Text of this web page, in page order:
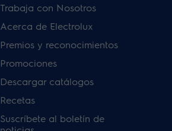
Trabaja con Nosotros
Acerca de Electrolux
Premios y reconocimientos
Promociones
Descargar catálogos
Recetas
Suscríbete al boletín de